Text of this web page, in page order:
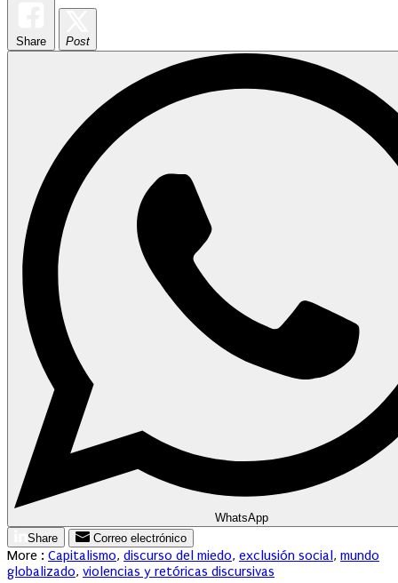
Share Post
WhatsApp
Share
Correo electrónico
More : Capitalismo, discurso del miedo, exclusión social, mundo
globalizado, violencias y retóricas discursivas